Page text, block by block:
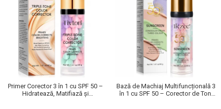
Primer Corector 3 în 1 cu SPF 50 –
Hidratează, Matifiază și
Bază de Machiaj Multifuncțională 3
în 1 cu SPF 50 – Corector de Ton,